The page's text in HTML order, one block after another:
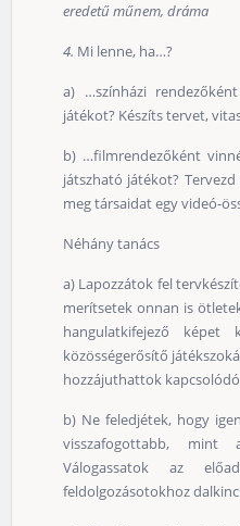
eredetű műnem, dráma
4. Mi lenne, ha…?
a) …színházi
játékot? Készíts tervet,
b) …filmrendezőként
játszható játékot?
meg társaidat egy videó-
Néhány tanács
a) Lapozzátok fel
merítsetek onnan is
hangulatkifejező
közösségerősítő
hozzájuthattok
b) Ne feledjétek, hogy
visszafogottabb, mint
Válogassatok az
feldolgozásotokhoz